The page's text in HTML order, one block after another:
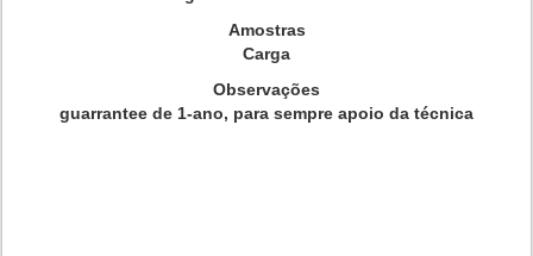
Amostras
Carga
Observações
guarrantee de 1-ano, para sempre apoio da técnica